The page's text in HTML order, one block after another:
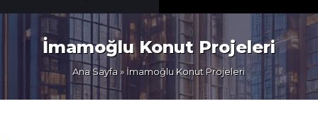
İmamoğlu Konut Projeleri
Ana Sayfa» İmamoğlu Konut Projeleri